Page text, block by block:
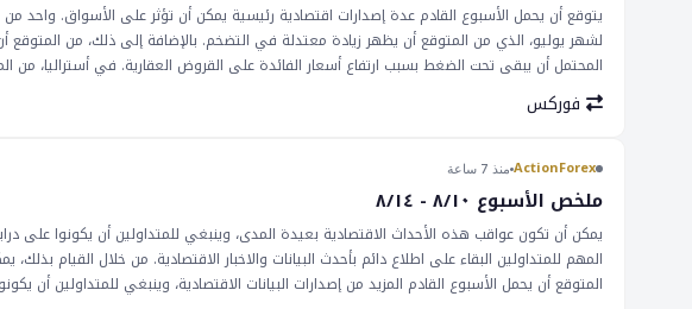
يتوقع أن يحمل الأسبوع القادم عدة إصدارات اقتصادية رئيسية يمكن أن تؤثر على الأسواق. واحد
لشهر يوليو، الذي من المتوقع أن يظهر زيادة معتدلة في التضخم. بالإضافة إلى ذلك، من
المحتمل أن يبقى تحت الضغط بسبب ارتفاع أسعار الفائدة على القروض العقارية. في أستراليا، من
مع الحفاظ على موقف متحفز. تعد هذه المؤشرات الاقتصادية حاسمة للأسواق لأنها يمكن أن تؤثر
يمكن أن تؤدي إلى انخفاض في قيمة العملات إذا أشار إلى تباطؤ في النمو الاقتصادي. من ناحية
يمكن أن يؤدي موقف __ التحفيزي إلى زيادة في قيمة دولار أستراليا، في حين يمكن أن تؤدي
ومراقبة هذه الإصدارات بشكل وثيق، لأنها يمكن أن تؤثر على مشاعر السوق وتؤدي إلى تحركات
فوركس
ActionForex منذ 7 ساعة
ملخص الأسبوع ٨/١٠ - ٨/١٤
يمكن أن تكون عواقب هذه الأحداث الاقتصادية بعيدة المدى، وينبغي للمتداولين أن يكونوا على
المهم للمتداولين البقاء على اطلاع دائم بأحدث البيانات والاخبار الاقتصادية. من خلال القيام
المتوقع أن يحمل الأسبوع القادم المزيد من إصدارات البيانات الاقتصادية، وينبغي للمتداولين